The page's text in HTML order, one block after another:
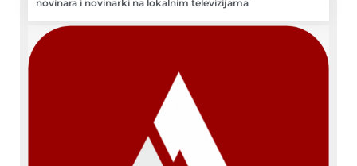
novinara i novinarki na lokalnim televizijama